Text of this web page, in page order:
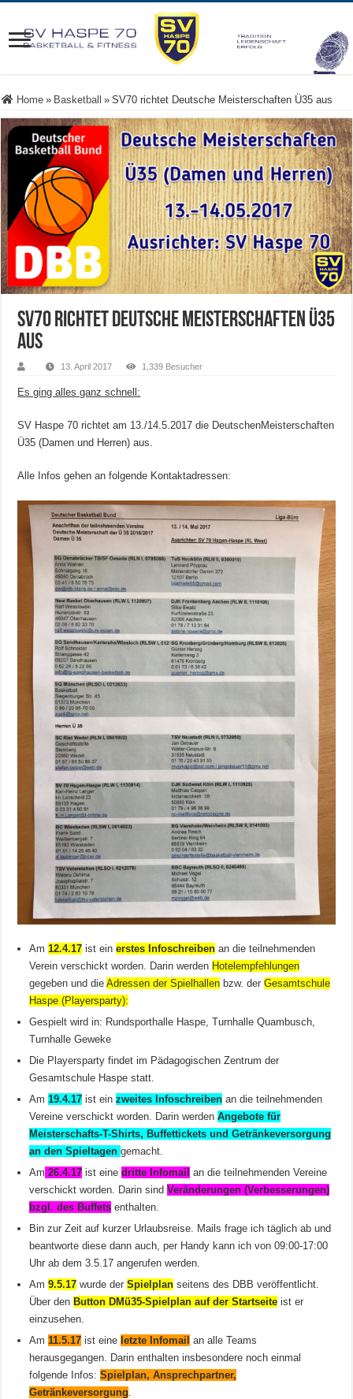
Home » Basketball » SV70 richtet Deutsche Meisterschaften Ü35 aus
SV70 richtet Deutsche Meisterschaften Ü35
aus
13. April 2017 1,339 Besucher
Es ging alles ganz schnell:
SV Haspe 70 richtet am 13./14.5.2017 die DeutschenMeisterschaften
Ü35 (Damen und Herren) aus.
Alle Infos gehen an folgende Kontaktadressen:
Am12.4.17 ist einerstes Infoschreiben an die teilnehmenden
Verein verschickt worden. Darin werden Hotelempfehlungen
gegeben und dieAdressen der Spielhallen bzw. derGesamtschule
Haspe (Playersparty):
Gespielt wird in: Rundsporthalle Haspe, Turnhalle Quambusch,
Turnhalle Geweke
Die Playersparty findet im Pädagogischen Zentrum der
Gesamtschule Haspe statt.
Am19.4.17 ist einzweites Infoschreiben an die teilnehmenden
Vereine verschickt worden. Darin werdenAngebote für
Meisterschafts-T-Shirts, Buffettickets und Getränkeversorgung
an den Spieltagengemacht.
Am 26.4.17 ist einedritte Infomail an die teilnehmenden Vereine
verschickt worden. Darin sindVeränderungen (Verbesserungen)
bzgl. des Buffets enthalten.
Bin zur Zeit auf kurzer Urlaubsreise. Mails frage ich täglich ab und
beantworte diese dann auch, per Handy kann ich von 09:00-17:00
Uhr ab dem 3.5.17 angerufen werden.
Am9.5.17 wurde derSpielplan seitens des DBB veröffentlicht.
Über den Button DMü35-Spielplan auf der Startseite ist er
einzusehen.
Am 11.5.17 ist eine letzte Infomail an alle Teams
herausgegangen. Darin enthalten insbesondere noch einmal
folgende Infos:Spielplan, Ansprechpartner,
Getränkeversorgung.